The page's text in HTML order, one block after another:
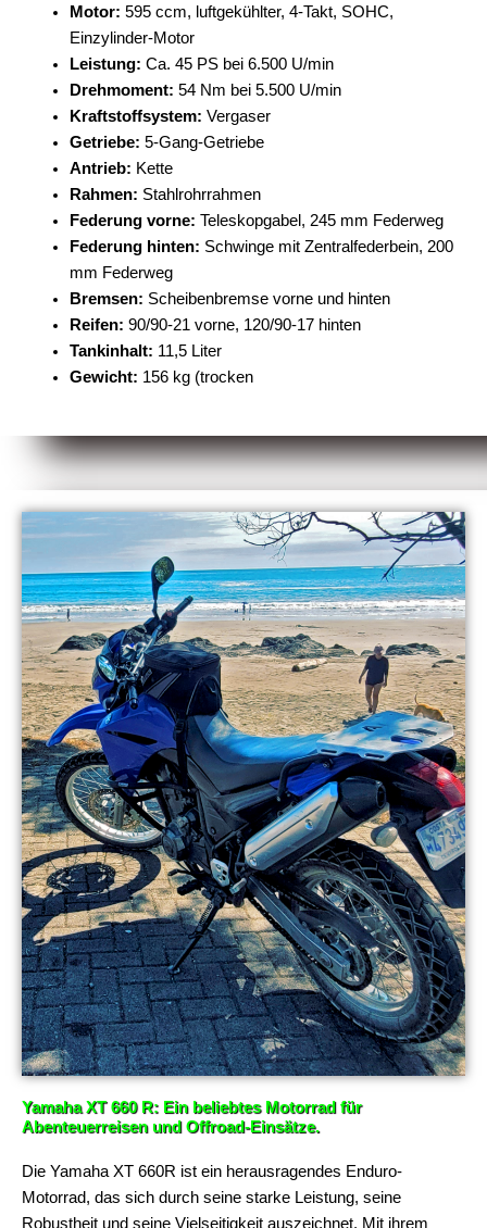
Motor: 595 ccm, luftgekühlter, 4-Takt, SOHC,
Einzylinder-Motor
Leistung: Ca. 45 PS bei 6.500 U/min
Drehmoment: 54 Nm bei 5.500 U/min
Kraftstoffsystem: Vergaser
Getriebe: 5-Gang-Getriebe
Antrieb: Kette
Rahmen: Stahlrohrrahmen
Federung vorne: Teleskopgabel, 245 mm Federweg
Federung hinten: Schwinge mit Zentralfederbein, 200
mm Federweg
Bremsen: Scheibenbremse vorne und hinten
Reifen: 90/90-21 vorne, 120/90-17 hinten
Tankinhalt: 11,5 Liter
Gewicht: 156 kg (trocken
Yamaha XT 660 R: Ein beliebtes Motorrad für
Abenteuerreisen und Offroad-Einsätze.
Die Yamaha XT 660R ist ein herausragendes Enduro-
Motorrad, das sich durch seine starke Leistung, seine
Robustheit und seine Vielseitigkeit auszeichnet. Mit ihrem